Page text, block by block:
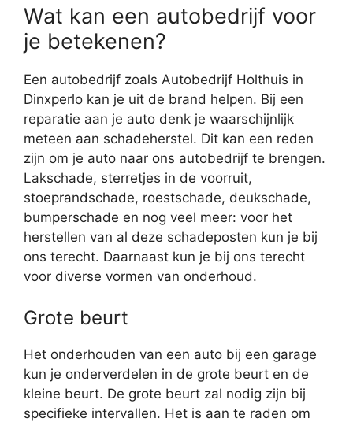
Wat kan een autobedrijf voor
je betekenen?
Een autobedrijf zoals Autobedrijf Holthuis in
Dinxperlo kan je uit de brand helpen. Bij een
reparatie aan je auto denk je waarschijnlijk
meteen aan schadeherstel. Dit kan een reden
zijn om je auto naar ons autobedrijf te brengen.
Lakschade, sterretjes in de voorruit,
stoeprandschade, roestschade, deukschade,
bumperschade en nog veel meer: voor het
herstellen van al deze schadeposten kun je bij
ons terecht. Daarnaast kun je bij ons terecht
voor diverse vormen van onderhoud.
Grote beurt
Het onderhouden van een auto bij een garage
kun je onderverdelen in de grote beurt en de
kleine beurt. De grote beurt zal nodig zijn bij
specifieke intervallen. Het is aan te raden om